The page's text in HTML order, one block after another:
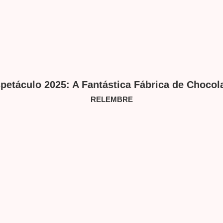
2025: A Fantástica Fábrica de
RELEMBRE